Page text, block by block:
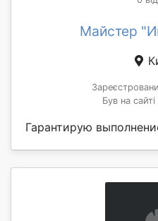
Майстер
Був на
Гарантирую